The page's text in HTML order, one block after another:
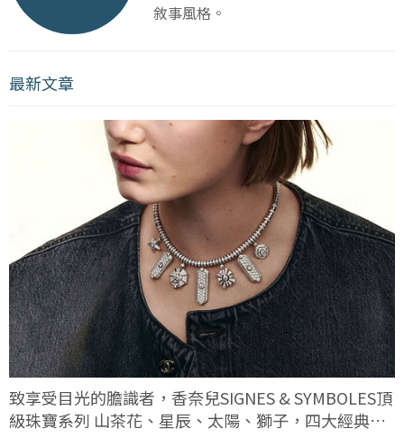
敘事風格。
最新文章
致享受目光的膽識者，香奈兒SIGNES & SYMBOLES頂
級珠寶系列 山茶花、星辰、太陽、獅子，四大經典符